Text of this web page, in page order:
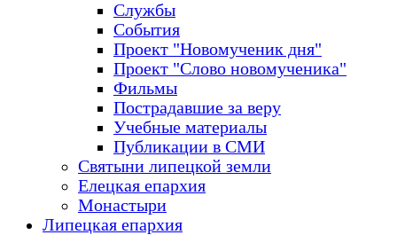
Службы
События
Проект "Новомученик дня"
Проект "Слово новомученика"
Фильмы
Пострадавшие за веру
Учебные материалы
Публикации в СМИ
Святыни липецкой земли
Елецкая епархия
Монастыри
Липецкая епархия